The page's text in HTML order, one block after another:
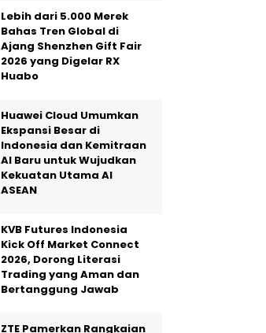
Lebih dari 5.000 Merek
Bahas Tren Global di
Ajang Shenzhen Gift Fair
2026 yang Digelar RX
Huabo
Huawei Cloud Umumkan
Ekspansi Besar di
Indonesia dan Kemitraan
AI Baru untuk Wujudkan
Kekuatan Utama AI
ASEAN
KVB Futures Indonesia
Kick Off Market Connect
2026, Dorong Literasi
Trading yang Aman dan
Bertanggung Jawab
ZTE Pamerkan Rangkaian